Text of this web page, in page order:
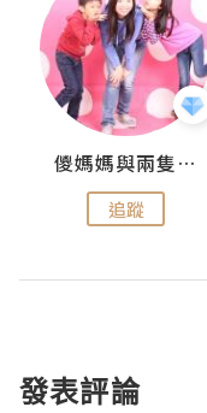
儍媽媽與兩隻小魔怪之家
追蹤
發表評論